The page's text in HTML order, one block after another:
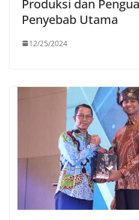
Produksi dan
Penyebab Utama
12/25/2024